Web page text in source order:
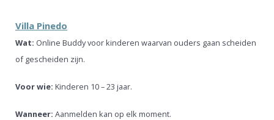
Villa Pinedo
Wat: Online Buddy voor kinderen waarvan ouders gaan scheiden
of gescheiden zijn.
Voor wie: Kinderen 10 – 23 jaar.
Wanneer: Aanmelden kan op elk moment.